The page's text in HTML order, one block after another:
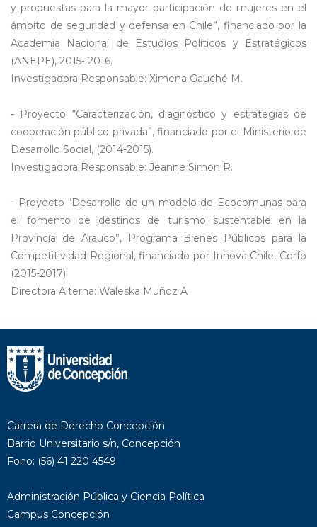
y propuestas para la mayor participación de mujeres en el
ámbito de seguridad y defensa en Chile”, financiado por la
Academia Nacional de Estudios Políticos y Estratégicos
(ANEPE), 2015- 2016.
Investigadora Responsable: Ximena Gauché M.
- Proyecto “Caracterización, diagnóstico y estrategias de
cooperación público privada”, financiado por el Ministerio de
Desarrollo Social, (2014-2015).
Investigadora Responsable: Jeanne Simon R.
- Proyecto “Desarrollo de un modelo de Ecocomunas para
el fomento de destinos de turismo sustentable en la
Provincia de Arauco”, Programa Bienes Públicos para la
Competitividad Regional, financiado por Innova Chile, Corfo
(2015-2017)
Directora Alterna: Waleska Muñoz A
Carrera de Derecho Concepción
Barrio Universitario s/n, Concepción
Fono: (56) 41 220 4549
Administración Pública y Ciencia Política
Campus Concepción